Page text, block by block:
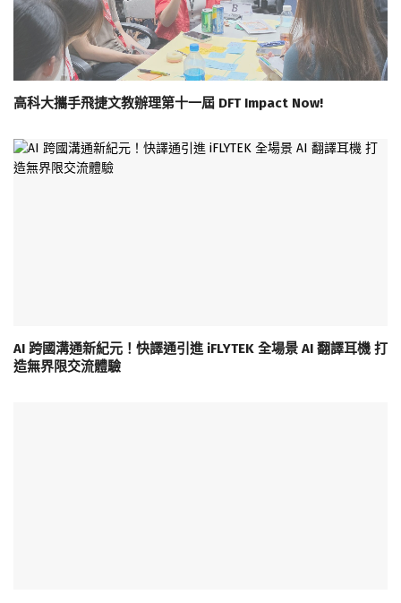
高科大攜手飛捷文教辦理第十一屆 DFT Impact Now!
AI 跨國溝通新紀元！快譯通引進 iFLYTEK 全場景 AI 翻譯耳機 打
造無界限交流體驗